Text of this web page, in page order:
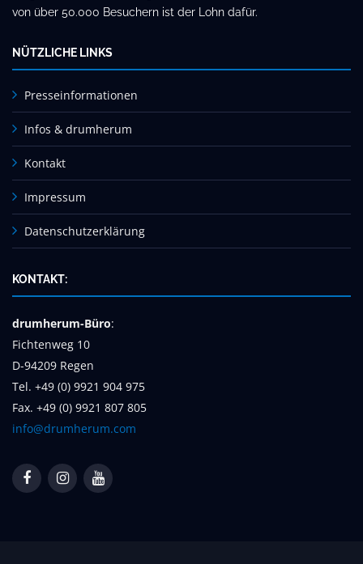
von über 50.000 Besuchern ist der Lohn dafür.
NÜTZLICHE LINKS
Presseinformationen
Infos & drumherum
Kontakt
Impressum
Datenschutzerklärung
KONTAKT:
drumherum-Büro:
Fichtenweg 10
D-94209 Regen
Tel. +49 (0) 9921 904 975
Fax. +49 (0) 9921 807 805
info@drumherum.com